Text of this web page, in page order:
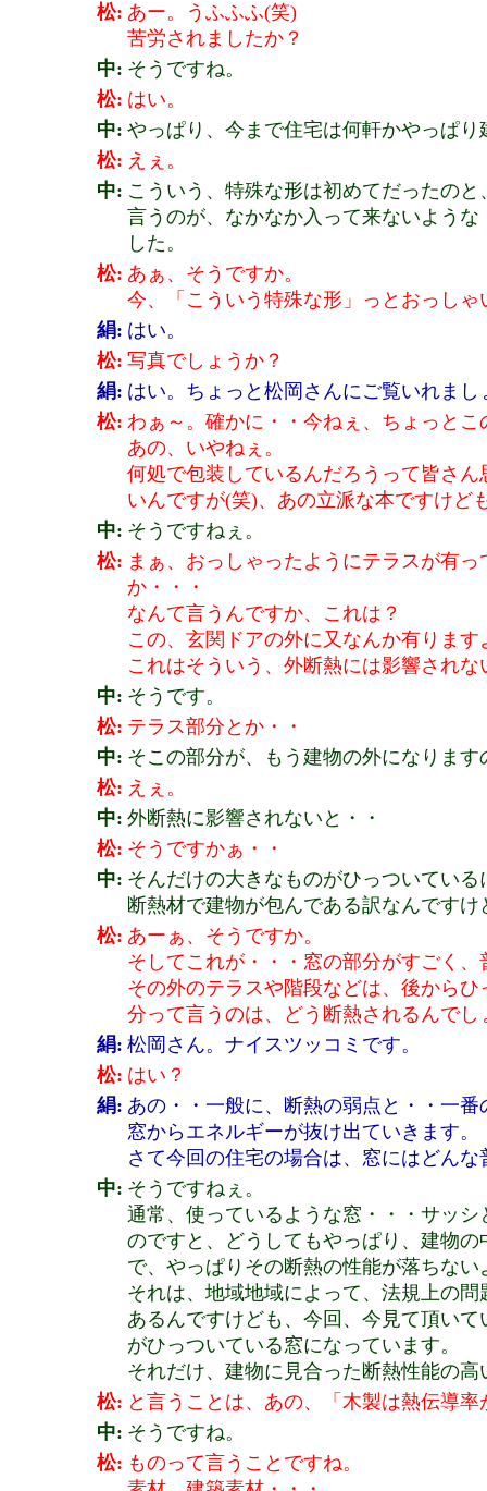
松: あー。うふふふ(笑)
苦労されましたか？
中: そうですね。
松: はい。
中: やっぱり、今まで住宅は何軒かやっぱ
松: えぇ。
中: こういう、特殊な形は初めてだったの
言うのが、なかなか入って来ないよう
した。
松: あぁ、そうですか。
今、「こういう特殊な形」っとおっし
絹: はい。
松: 写真でしょうか？
絹: はい。ちょっと松岡さんにご覧いれまし
松: わぁ～。確かに・・今ねぇ、ちょっと
あの、いやねぇ。
何処で包装しているんだろうって皆さ
いんですが(笑)、あの立派な本ですけど
中: そうですねぇ。
松: まぁ、おっしゃったようにテラスが有
か・・・
なんて言うんですか、これは？
この、玄関ドアの外に又なんか有ります
これはそういう、外断熱には影響され
中: そうです。
松: テラス部分とか・・
中: そこの部分が、もう建物の外になります
松: えぇ。
中: 外断熱に影響されないと・・
松: そうですかぁ・・
中: そんだけの大きなものがひっついてい
断熱材で建物が包んである訳なんですけ
松: あーぁ、そうですか。
そしてこれが・・・窓の部分がすごく
その外のテラスや階段などは、後から
分って言うのは、どう断熱されるんでし
絹: 松岡さん。ナイスツッコミです。
松: はい？
絹: あの・・一般に、断熱の弱点と・・一番
窓からエネルギーが抜け出ていきます。
さて今回の住宅の場合は、窓にはどん
中: そうですねぇ。
通常、使っているような窓・・・サッ
のですと、どうしてもやっぱり、建物
で、やっぱりその断熱の性能が落ちな
それは、地域地域によって、法規上の
あるんですけども、今回、今見て頂い
がひっついている窓になっています。
それだけ、建物に見合った断熱性能の
松: と言うことは、あの、「木製は熱伝導率
中: そうですね。
松: ものって言うことですね。